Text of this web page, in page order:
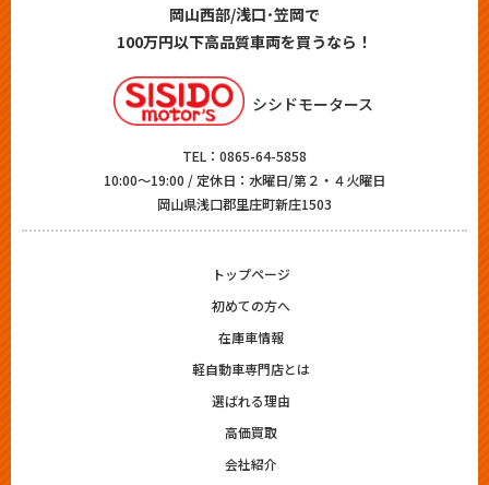
岡山西部/浅口･笠岡で
100万円以下高品質車両を買うなら！
シシドモータース
TEL： 0865-64-5858
10:00～19:00 / 定休日：水曜日/第２・４火曜日
岡山県浅口郡里庄町新庄1503
トップページ
初めての方へ
在庫車情報
軽自動車専門店とは
選ばれる理由
高価買取
会社紹介